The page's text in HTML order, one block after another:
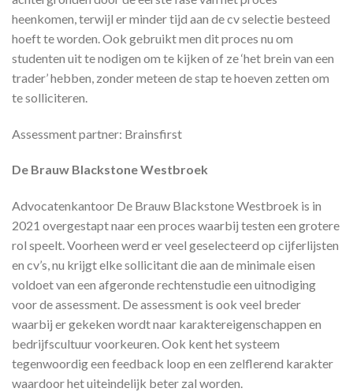
heenkomen, terwijl er minder tijd aan de cv selectie besteed
hoeft te worden. Ook gebruikt men dit proces nu om
studenten uit te nodigen om te kijken of ze ‘het brein van een
trader’ hebben, zonder meteen de stap te hoeven zetten om
te solliciteren.
Assessment partner: Brainsfirst
De Brauw Blackstone Westbroek
Advocatenkantoor De Brauw Blackstone Westbroek is in
2021 overgestapt naar een proces waarbij testen een grotere
rol speelt. Voorheen werd er veel geselecteerd op cijferlijsten
en cv’s, nu krijgt elke sollicitant die aan de minimale eisen
voldoet van een afgeronde rechtenstudie een uitnodiging
voor de assessment. De assessment is ook veel breder
waarbij er gekeken wordt naar karaktereigenschappen en
bedrijfscultuur voorkeuren. Ook kent het systeem
tegenwoordig een feedback loop en een zelflerend karakter
waardoor het uiteindelijk beter zal worden.